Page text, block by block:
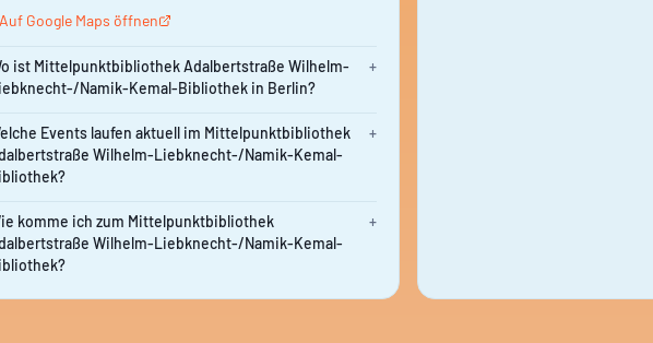
Auf Google Maps öffnen
ist Mittelpunktbibliothek Adalbertstraße Wilhelm-
Namik-Kemal-Bibliothek in Berlin?
+
Events laufen aktuell im Mittelpunktbibliothek
Wilhelm-Liebknecht-/Namik-Kemal-
+
komme ich zum Mittelpunktbibliothek
Wilhelm-Liebknecht-/Namik-Kemal-
+